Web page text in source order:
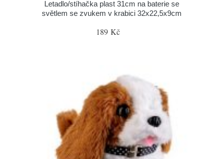
Letadlo/stíhačka plast 31cm na baterie se
světlem se zvukem v krabici 32x22,5x9cm
189 Kč